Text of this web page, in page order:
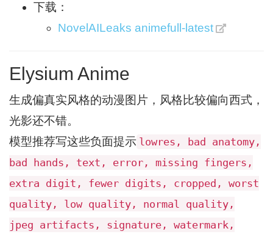
下载：
NovelAILeaks animefull-latest
Elysium Anime
生成偏真实风格的动漫图片，风格比较偏向西式，
光影还不错。
模型推荐写这些负面提示 lowres, bad anatomy,
bad hands, text, error, missing fingers,
extra digit, fewer digits, cropped, worst
quality, low quality, normal quality,
jpeg artifacts, signature, watermark,